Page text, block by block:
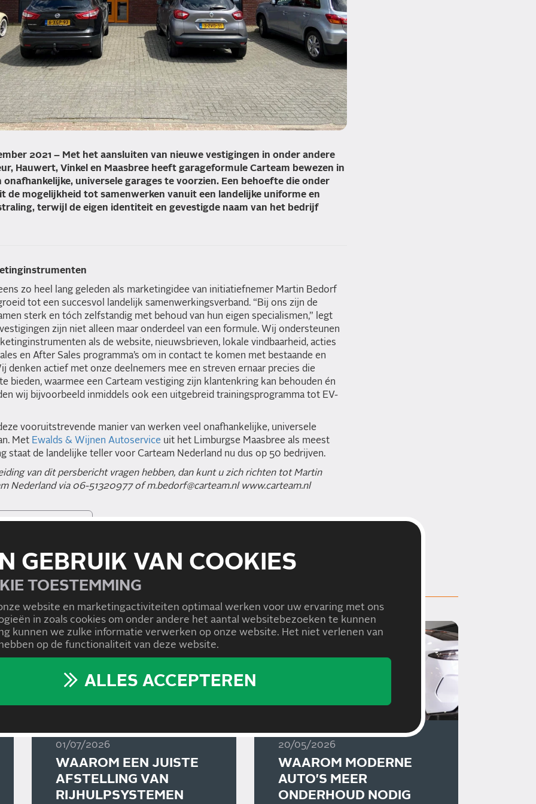
2021 – Met het aansluiten van nieuwe vestigingen in onder andere
Hauwert, Vinkel en Maasbree heeft garageformule Carteam bewezen in
onafhankelijke, universele garages te voorzien. Een behoefte die onder
de mogelijkheid tot samenwerken vanuit een landelijke uniforme en
terwijl de eigen identiteit en gevestigde naam van het bedrijf
zo heel lang geleden als marketingidee van initiatiefnemer Martin Bedorf
tot een succesvol landelijk samenwerkingsverband. “Bij ons zijn de
sterk en tóch zelfstandig met behoud van hun eigen specialismen,” legt
zijn niet alleen maar onderdeel van een formule. Wij ondersteunen
als de website, nieuwsbrieven, lokale vindbaarheid, acties
en After Sales programma’s om in contact te komen met bestaande en
denken actief met onze deelnemers mee en streven ernaar precies die
bieden, waarmee een Carteam vestiging zijn klantenkring kan behouden én
wij bijvoorbeeld inmiddels ook een uitgebreid trainingsprogramma tot EV-
vooruitstrevende manier van werken veel onafhankelijke, universele
Met Ewalds & Wijnen Autoserviceuit het Limburgse Maasbree als meest
staat de landelijke teller voor Carteam Nederland nu dus op 50 bedrijven.
van dit persbericht vragen hebben, dan kunt u zich richten tot Martin
Nederland via 06-51320977 of m.bedorf@carteam.nl www.carteam.nl
OVERZICHT
01/07/2026
WAAROM EEN JUISTE
AFSTELLING VAN
RIJHULPSYSTEMEN
20/05/2026
WAAROM MODERNE
AUTO'S MEER
ONDERHOUD NODIG
GEBRUIK VAN COOKIES
TOESTEMMING
website en marketingactiviteiten optimaal werken voor uw ervaring met ons
in zoals cookies om onder andere het aantal websitebezoeken te kunnen
kunnen we zulke informatie verwerken op onze website. Het niet verlenen van
op de functionaliteit van deze website.
ALLES ACCEPTEREN